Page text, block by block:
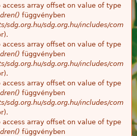
access array offset on value of type
függvényben
sdg.org.hu/sdg.org.hu/includes/com
access array offset on value of type
függvényben
sdg.org.hu/sdg.org.hu/includes/com
access array offset on value of type
függvényben
sdg.org.hu/sdg.org.hu/includes/com
access array offset on value of type
függvényben